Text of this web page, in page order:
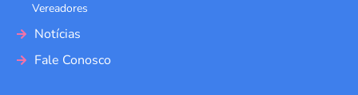
Vereadores
Notícias
Fale Conosco